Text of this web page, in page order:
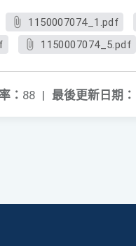
1150007074_1.pdf
1150007074_5.pdf
最後更新日期：
： 88 |